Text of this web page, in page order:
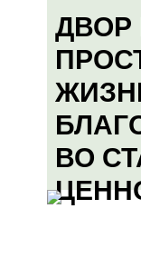
ДВОР
ВО